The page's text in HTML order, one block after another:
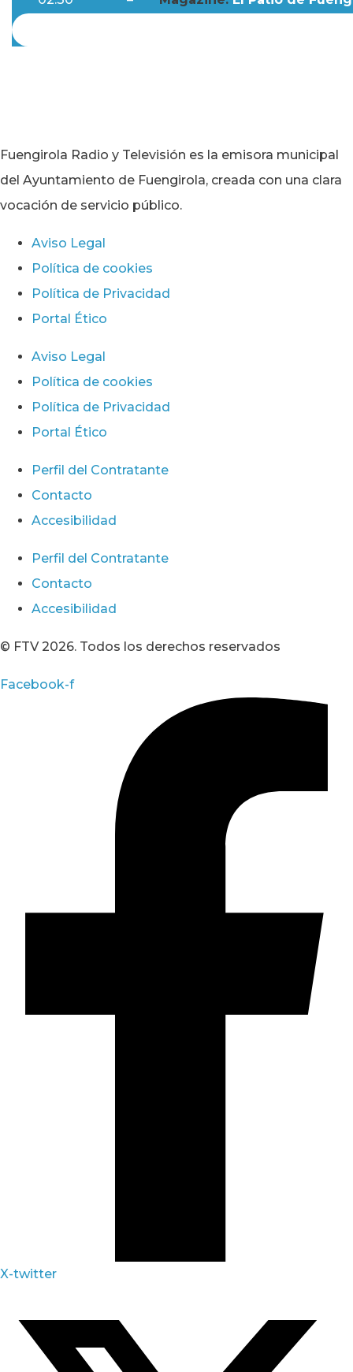
Fuengirola Radio y Televisión es la emisora municipal
del Ayuntamiento de Fuengirola, creada con una clara
vocación de servicio público.
Aviso Legal
Política de cookies
Política de Privacidad
Portal Ético
Aviso Legal
Política de cookies
Política de Privacidad
Portal Ético
Perfil del Contratante
Contacto
Accesibilidad
Perfil del Contratante
Contacto
Accesibilidad
© FTV 2026. Todos los derechos reservados
Facebook-f
X-twitter